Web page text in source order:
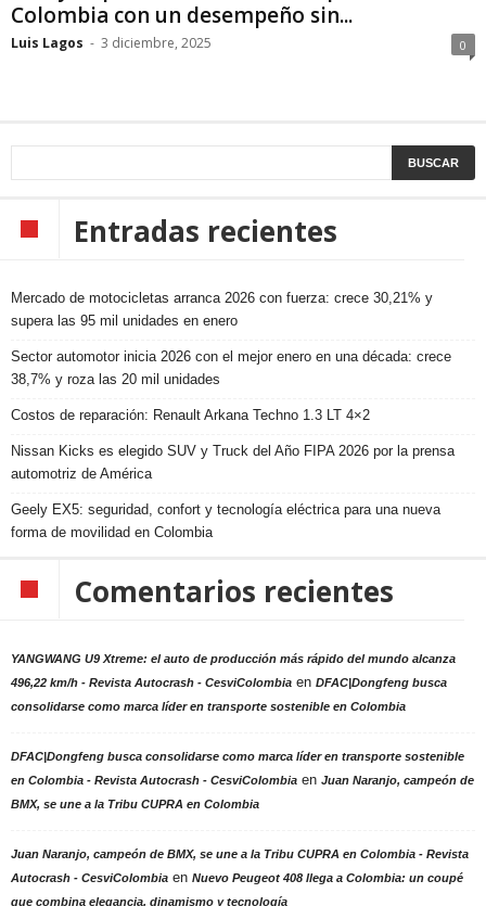
Colombia con un desempeño sin...
Luis Lagos - 3 diciembre, 2025 0
Entradas recientes
Mercado de motocicletas arranca 2026 con fuerza: crece 30,21% y
supera las 95 mil unidades en enero
Sector automotor inicia 2026 con el mejor enero en una década: crece
38,7% y roza las 20 mil unidades
Costos de reparación: Renault Arkana Techno 1.3 LT 4×2
Nissan Kicks es elegido SUV y Truck del Año FIPA 2026 por la prensa
automotriz de América
Geely EX5: seguridad, confort y tecnología eléctrica para una nueva
forma de movilidad en Colombia
Comentarios recientes
YANGWANG U9 Xtreme: el auto de producción más rápido del mundo alcanza
496,22 km/h - Revista Autocrash - CesviColombia en DFAC|Dongfeng busca
consolidarse como marca líder en transporte sostenible en Colombia
DFAC|Dongfeng busca consolidarse como marca líder en transporte sostenible
en Colombia - Revista Autocrash - CesviColombia en Juan Naranjo, campeón de
BMX, se une a la Tribu CUPRA en Colombia
Juan Naranjo, campeón de BMX, se une a la Tribu CUPRA en Colombia - Revista
Autocrash - CesviColombia en Nuevo Peugeot 408 llega a Colombia: un coupé
que combina elegancia, dinamismo y tecnología